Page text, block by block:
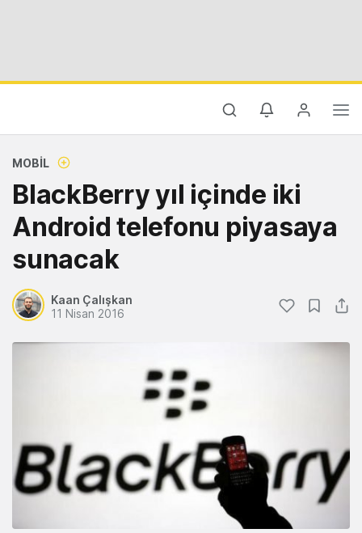
MOBIL
BlackBerry yıl içinde iki
Android telefonu piyasaya
sunacak
Kaan Çalışkan
11 Nisan 2016